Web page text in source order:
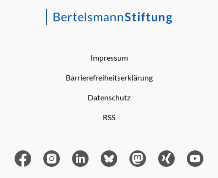
Impressum
Barrierefreiheitserklärung
Datenschutz
RSS